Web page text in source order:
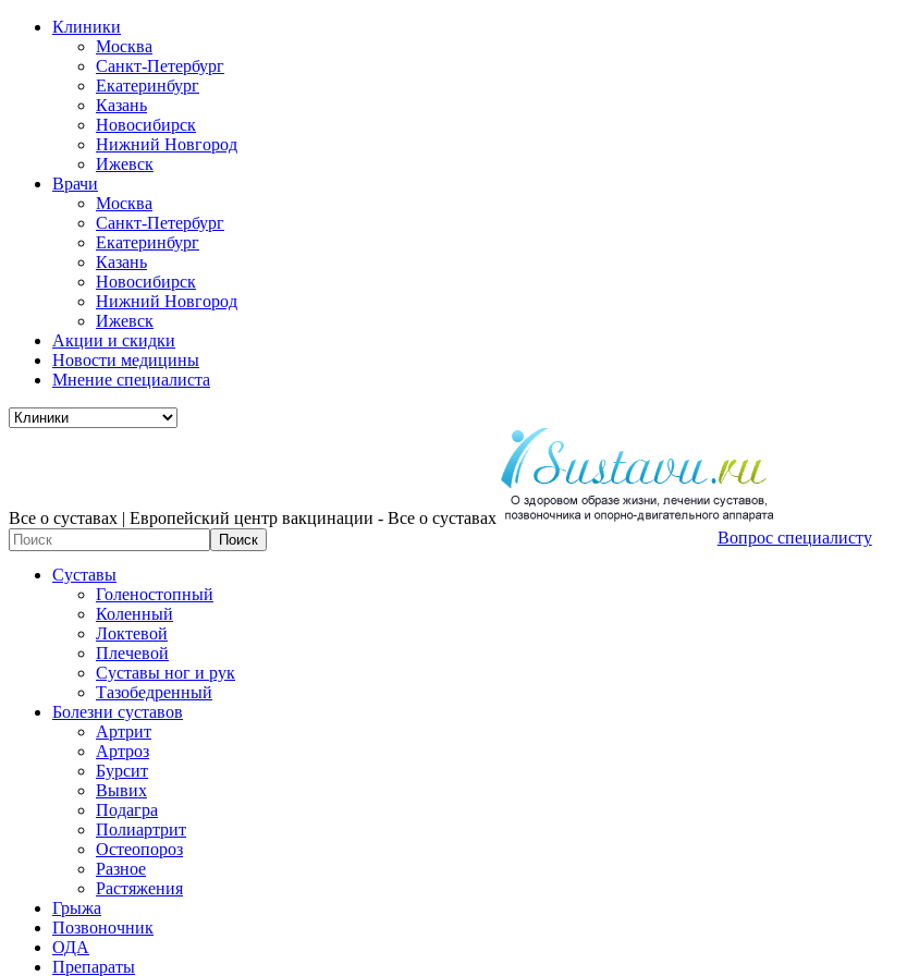
Клиники
Москва
Санкт-Петербург
Екатеринбург
Казань
Новосибирск
Нижний Новгород
Ижевск
Врачи
Москва
Санкт-Петербург
Екатеринбург
Казань
Новосибирск
Нижний Новгород
Ижевск
Акции и скидки
Новости медицины
Мнение специалиста
Все о суставах | Европейский центр вакцинации - Все о суставах
Вопрос специалисту
Суставы
Голеностопный
Коленный
Локтевой
Плечевой
Суставы ног и рук
Тазобедренный
Болезни суставов
Артрит
Артроз
Бурсит
Вывих
Подагра
Полиартрит
Остеопороз
Разное
Растяжения
Грыжа
Позвоночник
ОДА
Препараты